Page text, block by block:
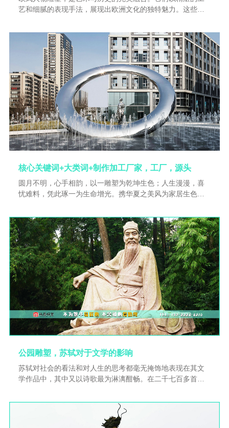
艺和细腻的表现手法，展现出欧洲文化的独特魅力。这些雕
说着一段古老的故事。他们的服饰华丽精美，姿态各异，有
的手持宝剑，有的翩翩起舞。雕塑的材质多为大理石或青
铜，质感十足。在公园、广场或博物馆中，欧式人物雕塑常
常成为人们瞩目的焦点。它们不仅是艺术品，更是历史的见
证者，让我们感受到欧洲文明的辉煌与灿烂。这些雕塑所传
达的情感和价值观，跨越时空，触动着人们的心灵。它们让
我们对人性、美和勇气有了更深刻的理解，也为我们的生活
增添了一份艺术的气息。
核心关键词+大类词+制作加工厂家，工厂，源头
圆月不明，心手相韵，以一雕塑为乾坤生色；人生漫漫，喜
忧难料，凭此琢一为生命增光。携华夏之美风为家居生色，
欢迎咨询交流。品质成就梦想，工艺打造未来。用专业的
心，做专业的事。传承华夏传统文化之韵，雕塑缔造世界经
典之风。
公园雕塑，苏轼对于文学的影响
苏轼对社会的看法和对人生的思考都毫无掩饰地表现在其文
学作品中，其中又以诗歌最为淋漓酣畅。在二千七百多首苏
会现实中种种不合理的现象抱着“一肚皮不入时宜”的态度，始
终把批判现实作为诗歌的重要主题。更可贵的是，苏轼对社
会的批判并未局限于新政，也未局限于眼前，他对封建社会